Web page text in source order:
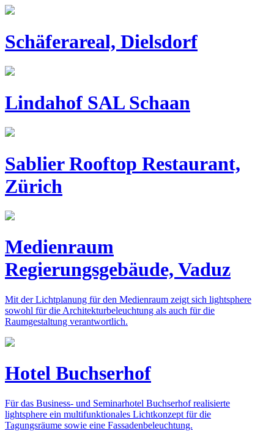
Schäferareal, Dielsdorf
Lindahof SAL Schaan
Sablier Rooftop Restaurant,
Zürich
Medienraum
Regierungsgebäude, Vaduz
Mit der Lichtplanung für den Medienraum zeigt sich lightsphere
sowohl für die Architekturbeleuchtung als auch für die
Raumgestaltung verantwortlich.
Hotel Buchserhof
Für das Business- und Seminarhotel Buchserhof realisierte
lightsphere ein multifunktionales Lichtkonzept für die
Tagungsräume sowie eine Fassadenbeleuchtung.